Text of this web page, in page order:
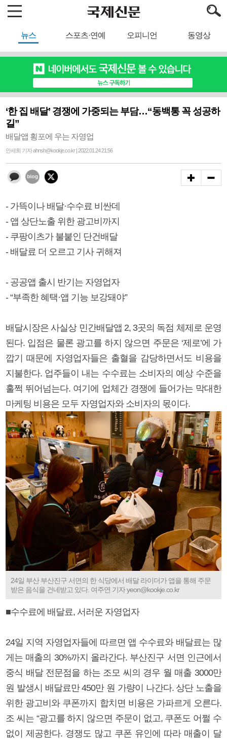
뉴스 스포츠·연예 오피니언 동영상
‘한 집 배달’ 경쟁에 가중되는 부담…“동백통 꼭 성공하
길”
배달앱 횡포에 우는 자영업
안세희 기자 ahnsh@kookje.co.kr | 2022.01.24 21:56
- 가뜩이나 배달·수수료 비싼데
- 앱 상단노출 위한 광고비까지
- 쿠팡이츠가 불붙인 단건배달
- 배달료 더 오르고 기사 귀해져
- 공공앱 출시 반기는 자영업자
- “부족한 혜택·앱 기능 보강돼야”
배달시장은 사실상 민간배달앱 2, 3곳의 독점 체제로 운영
된다. 입점은 물론 광고를 하지 않으면 주문은 ‘제로’에 가
깝기 때문에 자영업자들은 출혈을 감당하면서도 비용을
지불한다. 업주들이 내는 수수료는 소비자의 예상 수준을
훌쩍 뛰어넘는다. 여기에 업체간 경쟁에 들어가는 막대한
마케팅 비용은 모두 자영업자와 소비자의 몫이다.
24일 부산 부산진구 서면의 한 식당에서 배달 라이더가 앱을 통해 주문
받은 음식을 건네받고 있다. 여주연 기자 yeon@kookje.co.kr
■수수료에 배달료, 서러운 자영업자
24일 지역 자영업자들에 따르면 앱 수수료와 배달료는 많
게는 매출의 30%까지 올라간다. 부산진구 서면 인근에서
중식 배달 전문점을 하는 조모 씨의 경우 월 매출 3000만
원 발생시 배달료만 450만 원 가량이 나간다. 상단 노출을
위한 광고비와 쿠폰까지 합치면 비용은 가파르게 오른다.
조 씨는 “광고를 하지 않으면 주문이 없고, 쿠폰도 어쩔 수
없이 제공한다. 경쟁도 많고 쿠폰 유인에 따라 매출이 달